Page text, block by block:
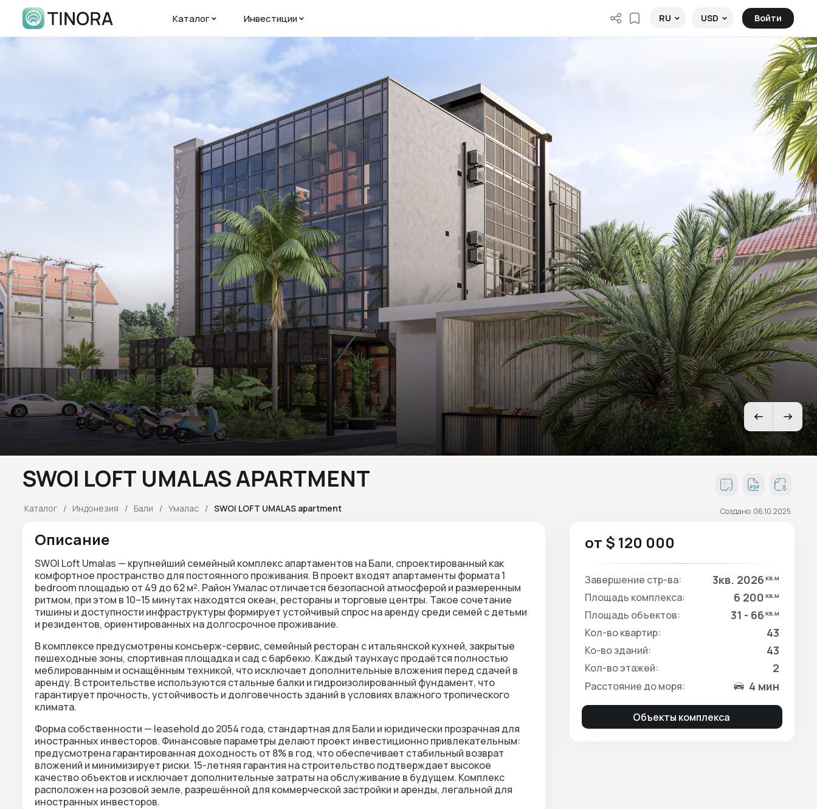
Каталог Инвестиции RU USD Войти
SWOI LOFT UMALAS APARTMENT
Каталог Индонезия Бали Умалас SWOI LOFT UMALAS apartment Создано: 06.10.2025
Описание
SWOI Loft Umalas — крупнейший семейный комплекс апартаментов на Бали, спроектированный как
комфортное пространство для постоянного проживания. В проект входят апартаменты формата 1
bedroom площадью от 49 до 62 м². Район Умалас отличается безопасной атмосферой и размеренным
ритмом, при этом в 10–15 минутах находятся океан, рестораны и торговые центры. Такое сочетание
тишины и доступности инфраструктуры формирует устойчивый спрос на аренду среди семей с детьми
и резидентов, ориентированных на долгосрочное проживание.
В комплексе предусмотрены консьерж-сервис, семейный ресторан с итальянской кухней, закрытые
пешеходные зоны, спортивная площадка и сад с барбекю. Каждый таунхаус продаётся полностью
меблированным и оснащённым техникой, что исключает дополнительные вложения перед сдачей в
аренду. В строительстве используются стальные балки и гидроизолированный фундамент, что
гарантирует прочность, устойчивость и долговечность зданий в условиях влажного тропического
климата.
Форма собственности — leasehold до 2054 года, стандартная для Бали и юридически прозрачная для
иностранных инвесторов. Финансовые параметры делают проект инвестиционно привлекательным:
предусмотренагарантированная доходность от 8% в год, что обеспечивает стабильный возврат
вложений и минимизирует риски. 15-летняя гарантия на строительствоподтверждает высокое
качество объектов и исключает дополнительные затраты на обслуживание в будущем. Комплекс
расположен нарозовой земле, разрешённой для коммерческой застройки и аренды, легальной для
иностранных инвесторов.
от $ 120 000
Завершение стр-ва: 3кв. 2026 кв.м
Площадь комплекса: 6 200 кв.м
Площадь объектов: 31 - 66 кв.м
Кол-во квартир: 43
Ко-во зданий: 43
Кол-во этажей: 2
Расстояние до моря: 4 мин
Объекты комплекса